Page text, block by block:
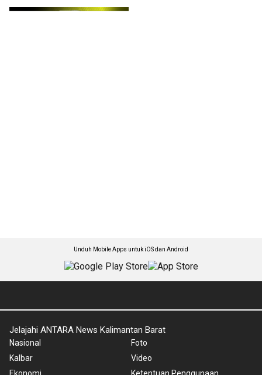
Unduh Mobile Apps untuk iOS dan Android
Jelajahi ANTARA News Kalimantan Barat
Nasional
Kalbar
Foto
Video